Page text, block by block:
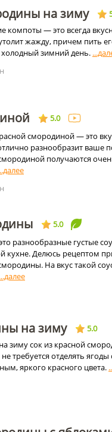
на зиму
компоты — это всегда
жажду, причем пить
холодный зимний день.
5.0
смородиной — это
разнообразит ваше
получаются
5.0
разнообразные густые
кухне. Делюсь рецептом
На вкус такой
на зиму
5.0
зиму сок из красной
требуется отделять ягоды
яркого красного цвета.